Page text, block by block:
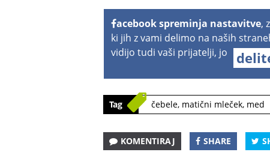
acebook spreminja nastavitve,
ki jih z vami delimo na naših
vidijo tudi vaši prijatelji, jo
Tag čebele, matični mleček, med
KOMENTIRAJ SHARE